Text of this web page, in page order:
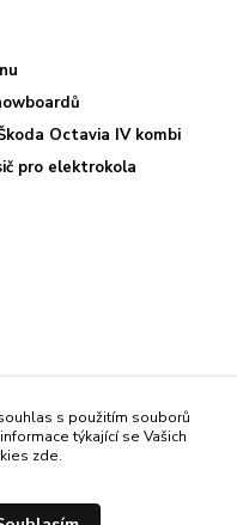
Octavia IV kombi
pro elektrokola
s použitím souborů
týkající se Vašich
zde.